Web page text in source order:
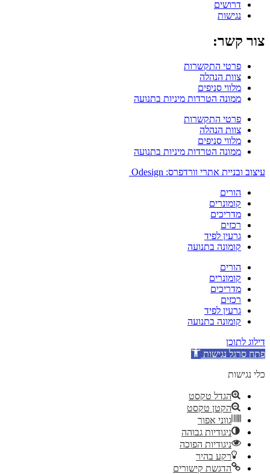
דרושים
נגישות
צור קשר:
פרטי התקשרות
צוות הנהלה
מלווי סניפים
ממונה הטרדות מיניות בתנועה
פרטי התקשרות
צוות הנהלה
מלווי סניפים
ממונה הטרדות מיניות בתנועה
עיצוב ובניית אתרי וורדפרס: Odesign
הורים
קומונרים
מדריכים
רכזים
גרעין לפיד
קומונה בתנועה
הורים
קומונרים
מדריכים
רכזים
גרעין לפיד
קומונה בתנועה
דילוג לתוכן
פתח סרגל נגישות
כלי נגישות
הגדל טקסט
הקטן טקסט
גווני אפור
ניגודיות גבוהה
ניגודיות הפוכה
רקע בהיר
הדגשת קישורים